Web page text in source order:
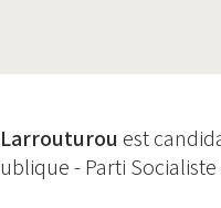
est
- Parti